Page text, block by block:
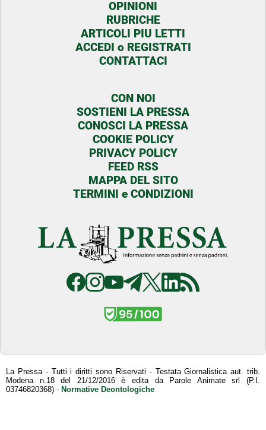
OPINIONI
RUBRICHE
ARTICOLI PIU LETTI
ACCEDI o REGISTRATI
CONTATTACI
CON NOI
SOSTIENI LA PRESSA
CONOSCI LA PRESSA
COOKIE POLICY
PRIVACY POLICY
FEED RSS
MAPPA DEL SITO
TERMINI e CONDIZIONI
La Pressa - Tutti i diritti sono Riservati - Testata Giornalistica aut. trib.
Modena n.18 del 21/12/2016 è edita da Parole Animate srl (P.I.
03746820368) - Normative Deontologiche